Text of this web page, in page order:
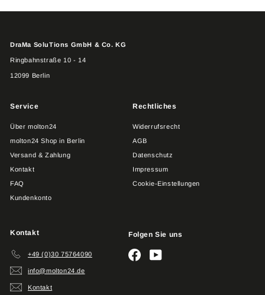
DraMa SoluTions GmbH & Co. KG
Ringbahnstraße 10 - 14
12099 Berlin
Service
Über molton24
molton24 Shop in Berlin
Versand & Zahlung
Kontakt
FAQ
Kundenkonto
Rechtliches
Widerrufsrecht
AGB
Datenschutz
Impressum
Cookie-Einstellungen
Kontakt
+49 (0)30 75764090
info@molton24.de
Kontakt
Folgen Sie uns
Facebook